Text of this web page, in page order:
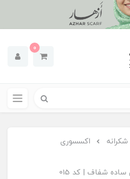
0
اکسسوری
شفاف | کد ۰15